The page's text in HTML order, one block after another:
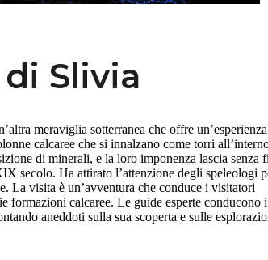
Slivia
meraviglia sotterranea che offre un’esperienza
calcaree che si innalzano come torri
di minerali, e la loro imponenza lascia senza
secolo. Ha attirato l’attenzione degli speleologi
La visita è un’avventura che conduce i visitatori
formazioni calcaree. Le guide esperte conducono i
aneddoti sulla sua scoperta e sulle